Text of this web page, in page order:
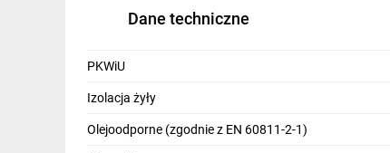
Dane techniczne
PKWiU
Izolacja żyły
Olejoodporne (zgodnie z EN 60811-2-1)